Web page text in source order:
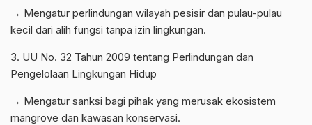
→ Mengatur perlindungan wilayah pesisir dan pulau-pulau
kecil dari alih fungsi tanpa izin lingkungan.
3. UU No. 32 Tahun 2009 tentang Perlindungan dan
Pengelolaan Lingkungan Hidup
→ Mengatur sanksi bagi pihak yang merusak ekosistem
mangrove dan kawasan konservasi.